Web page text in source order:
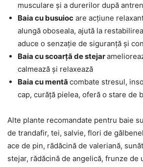
musculare și a durerilor după
Baia cu busuioc are acțiune
alungă oboseala, ajută la
aduce o senzație de siguranță și
Baia cu scoarță de stejar
calmează și relaxează
Baia cu mentă combate stresul,
cap, curăță pielea, oferă o stare de
Alte plante recomandate pentru baie
de trandafir, tei, salvie, flori de
ace de pin, rădăcină de valeriană,
stejar, rădăcină de angelică, frunze de